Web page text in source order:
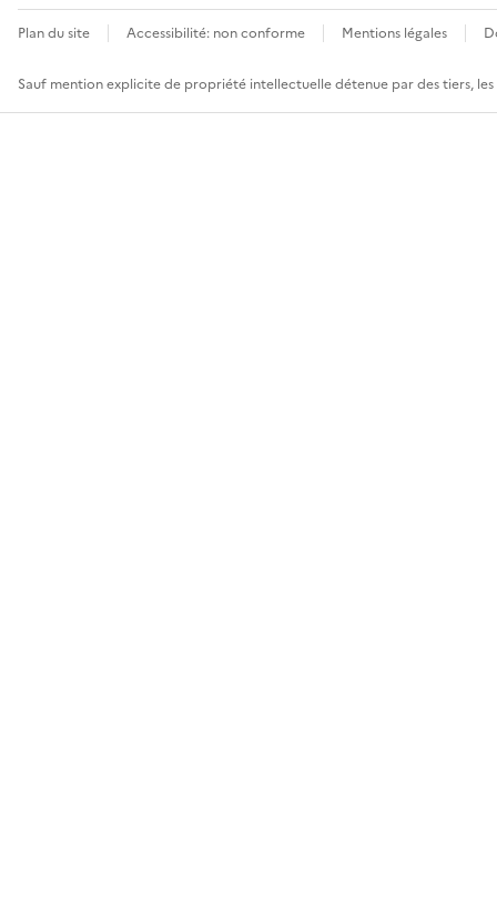
Plan du site Accessibilité: non conforme Mentions légales
Sauf mention explicite de propriété intellectuelle détenue par des tiers,